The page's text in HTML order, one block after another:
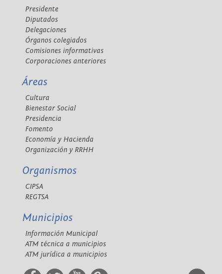
Presidente
Diputados
Delegaciones
Órganos colegiados
Comisiones informativas
Corporaciones anteriores
Áreas
Cultura
Bienestar Social
Presidencia
Fomento
Economía y Hacienda
Organización y RRHH
Organismos
CIPSA
REGTSA
Municipios
Información Municipal
ATM técnica a municipios
ATM jurídica a municipios